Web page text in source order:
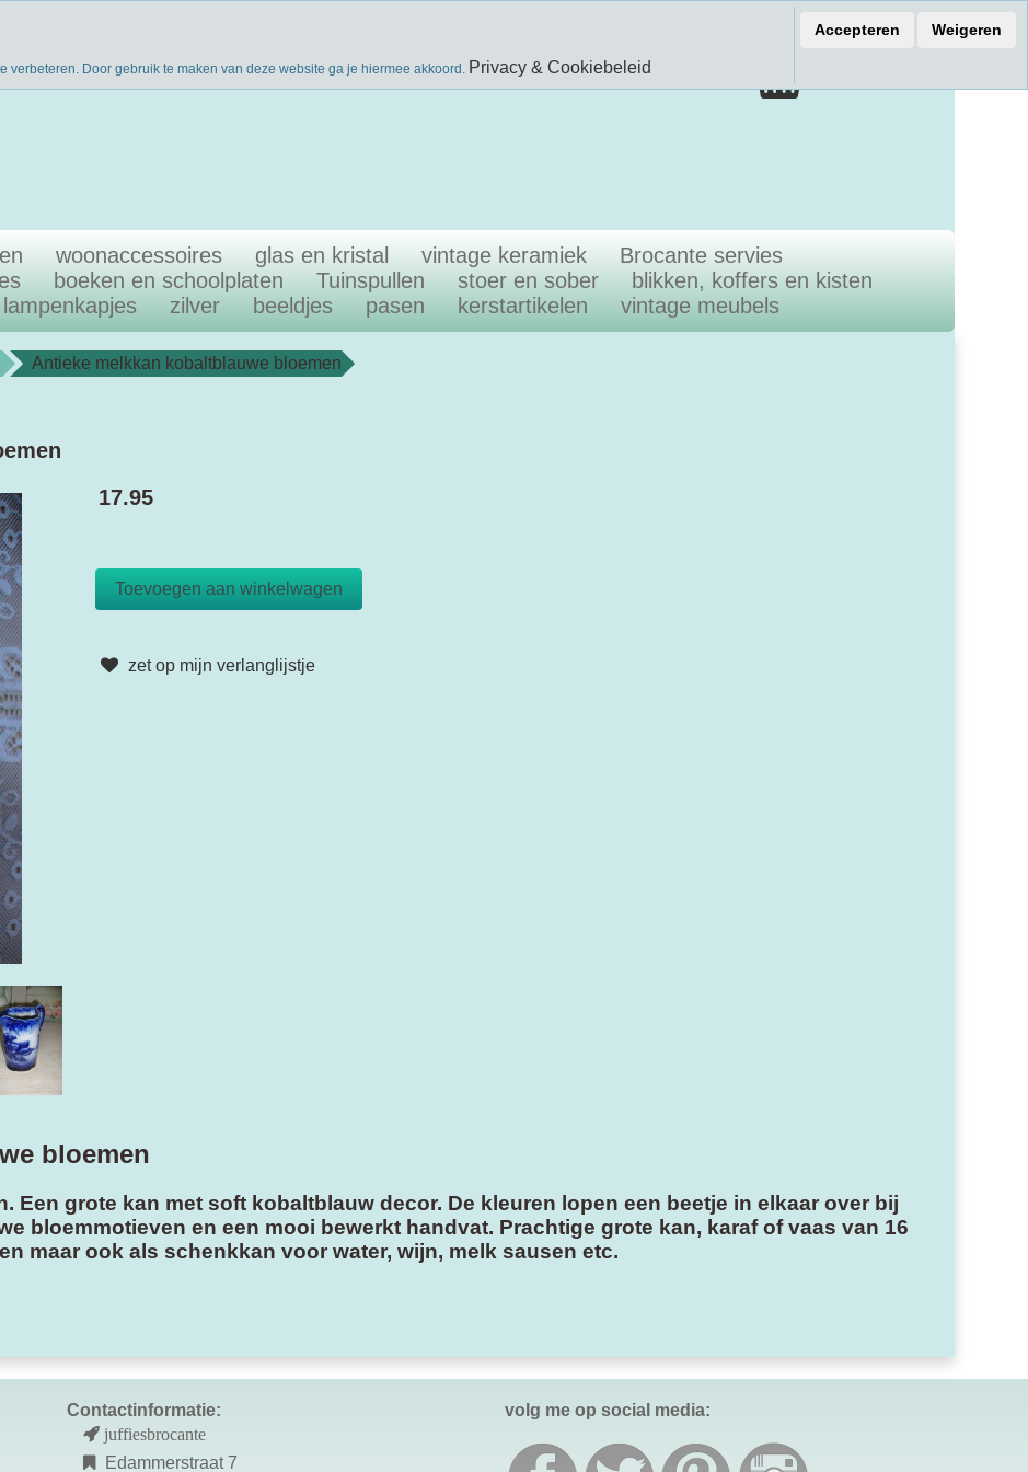
woonaccessoires glas en kristal vintage keramiek
Brocante servies
boeken en schoolplaten Tuinspullen stoer en sober
blikken, koffers en kisten
zilver beeldjes pasen kerstartikelen vintage meubels
Antieke melkkan kobaltblauwe bloemen
17.95
zet op mijn verlanglijstje
bloemen
Een grote kan met soft kobaltblauw decor. De kleuren lopen een beetje in elkaar over bij
bloemmotieven en een mooi bewerkt handvat. Prachtige grote kan, karaf of vaas van 16
maar ook als schenkkan voor water, wijn, melk sausen etc.
Contactinformatie:
juffiesbrocante
Edammerstraat 7
volg me op social media:
verbeteren. Door gebruik te maken van deze website ga je hiermee akkoord. Privacy & Cookiebeleid
Accepteren Weigeren